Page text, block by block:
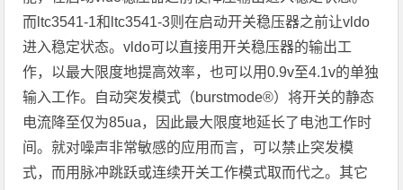
而ltc3541-1和ltc3541-3则在启动开关稳压器之前让vldo
进入稳定状态。vldo可以直接用开关稳压器的输出工
作，以最大限度地提高效率，也可以用0.9v至4.1v的单独
输入工作。自动突发模式（burstmode®）将开关的静态
电流降至仅为85ua，因此最大限度地延长了电池工作时
间。就对噪声非常敏感的应用而言，可以禁止突发模
式，而用脉冲跳跃或连续开关工作模式取而代之。其它